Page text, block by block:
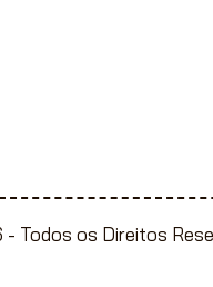
- Todos os Direitos